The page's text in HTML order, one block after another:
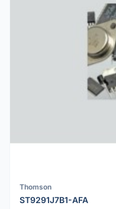
Thomson
ST9291J7B1-AFA